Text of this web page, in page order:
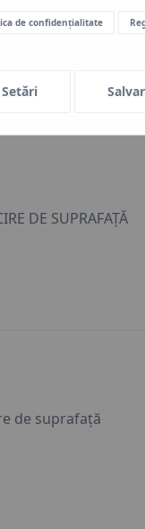
DE SUPRAFAŢĂ
de suprafaţă
de confidențialitate
Setări